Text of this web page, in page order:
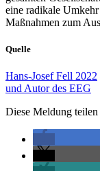
eine radikale
Maßnahmen zum
Quelle
Hans-Josef Fell 2022
und Autor des EEG
Diese Meldung teilen